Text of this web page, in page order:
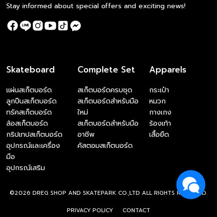
Stay informed about special offers and exciting news!
Skateboard
แผ่นสเก็ตบอร์ด
ลูกปืนสเก็ตบอร์ด
ทรัคสเก็ตบอร์ด
ล้อสเก็ตบอร์ด
กริปเทปสเก็ตบอร์ด
อุปกรณ์และเครื่อง
มือ
อุปกรณ์เสริม
Complete Set
สเก็ตบอร์ดครบชุด
สเก็ตบอร์ดสำหรับมือ
ใหม่
สเก็ตบอร์ดสำหรับมือ
อาชีพ
คัสตอมสเก็ตบอร์ด
Apparels
กระเป๋า
หมวก
กางเกง
ร้องเท้า
เสื้อยืด
©2026 DREG SHOP AND SKATEPARK CO.,LTD ALL RIGHTS RESERVED.
PRIVACY POLICY
CONTACT